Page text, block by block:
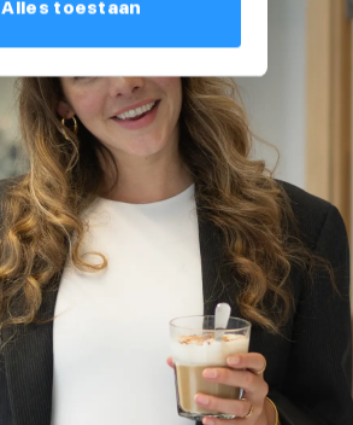
Alles toestaan